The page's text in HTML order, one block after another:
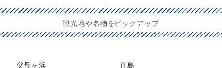
観光地や名物をピックアップ
父母ヶ浜 直島